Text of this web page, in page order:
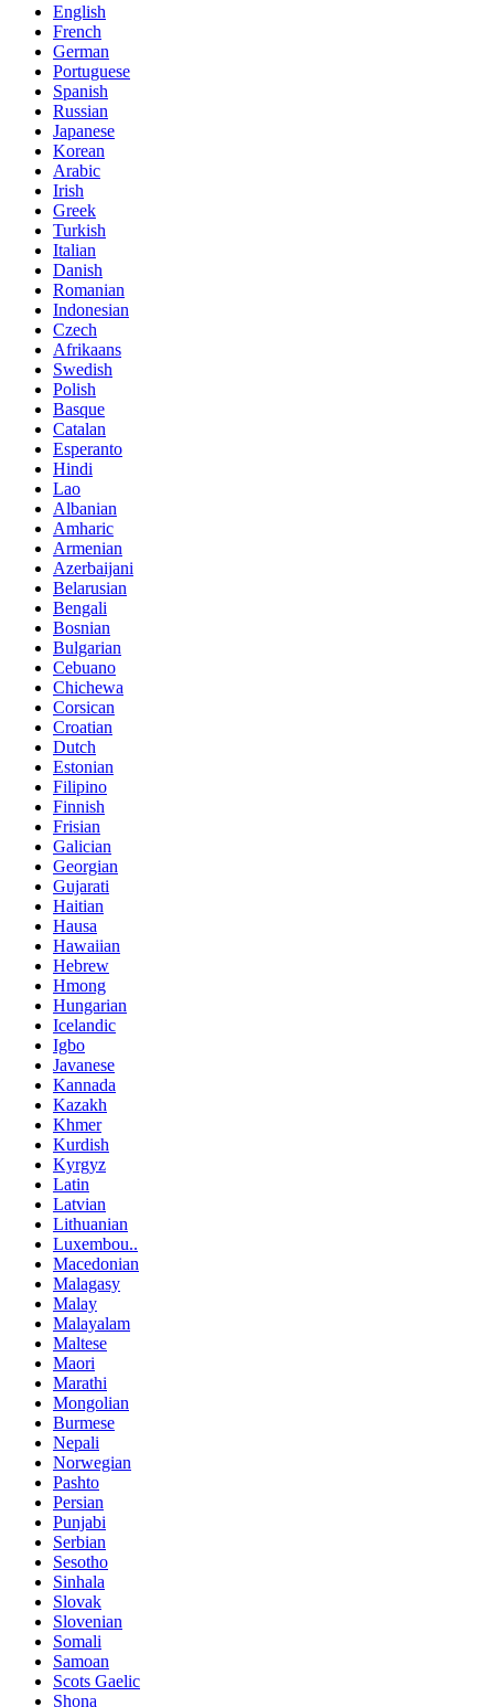
English
French
German
Portuguese
Spanish
Russian
Japanese
Korean
Arabic
Irish
Greek
Turkish
Italian
Danish
Romanian
Indonesian
Czech
Afrikaans
Swedish
Polish
Basque
Catalan
Esperanto
Hindi
Lao
Albanian
Amharic
Armenian
Azerbaijani
Belarusian
Bengali
Bosnian
Bulgarian
Cebuano
Chichewa
Corsican
Croatian
Dutch
Estonian
Filipino
Finnish
Frisian
Galician
Georgian
Gujarati
Haitian
Hausa
Hawaiian
Hebrew
Hmong
Hungarian
Icelandic
Igbo
Javanese
Kannada
Kazakh
Khmer
Kurdish
Kyrgyz
Latin
Latvian
Lithuanian
Luxembou..
Macedonian
Malagasy
Malay
Malayalam
Maltese
Maori
Marathi
Mongolian
Burmese
Nepali
Norwegian
Pashto
Persian
Punjabi
Serbian
Sesotho
Sinhala
Slovak
Slovenian
Somali
Samoan
Scots Gaelic
Shona